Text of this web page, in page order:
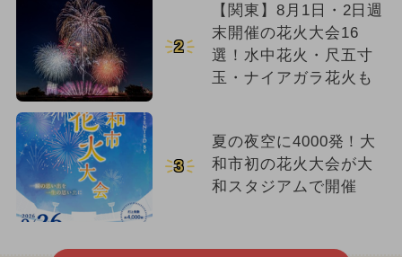
2
【関東】8月1日・2日週
末開催の花火大会16
選！水中花火・尺五寸
玉・ナイアガラ花火も
3
夏の夜空に4000発！大
和市初の花火大会が大
和スタジアムで開催